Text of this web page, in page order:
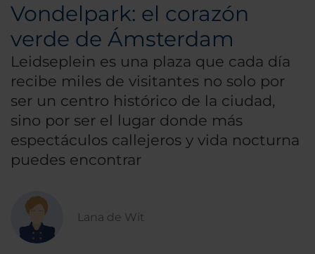
Vondelpark: el corazón
verde de Ámsterdam
Leidseplein es una plaza que cada día
recibe miles de visitantes no solo por
ser un centro histórico de la ciudad,
sino por ser el lugar donde más
espectáculos callejeros y vida nocturna
puedes encontrar
Lana de Wit